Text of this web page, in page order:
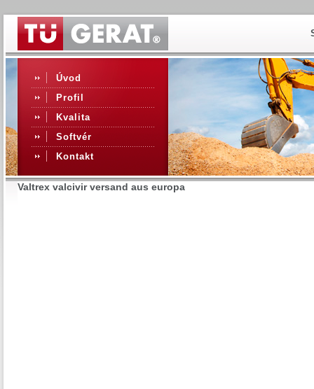
Úvod
Profil
Kvalita
Softvér
Kontakt
Valtrex valcivir versand aus europa